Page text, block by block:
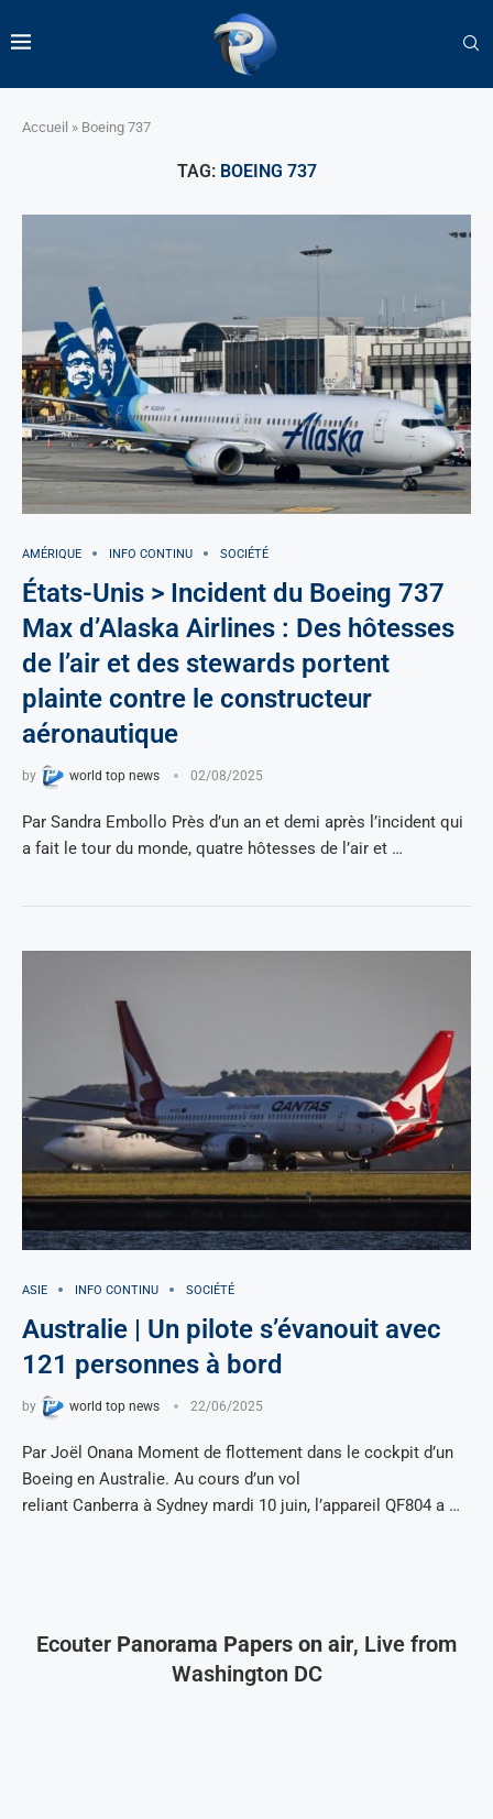
Accueil » Boeing 737
TAG: BOEING 737
AMÉRIQUE INFO CONTINU SOCIÉTÉ
États-Unis > Incident du Boeing 737
Max d’Alaska Airlines : Des hôtesses
de l’air et des stewards portent
plainte contre le constructeur
aéronautique
by world top news 02/08/2025
Par Sandra Embollo Près d’un an et demi après l’incident qui
a fait le tour du monde, quatre hôtesses de l’air et …
ASIE INFO CONTINU SOCIÉTÉ
Australie | Un pilote s’évanouit avec
121 personnes à bord
by world top news 22/06/2025
Par Joël Onana Moment de flottement dans le cockpit d’un
Boeing en Australie. Au cours d’un vol
reliant Canberra à Sydney mardi 10 juin, l’appareil QF804 a …
Ecouter Panorama Papers on air, Live from
Washington DC